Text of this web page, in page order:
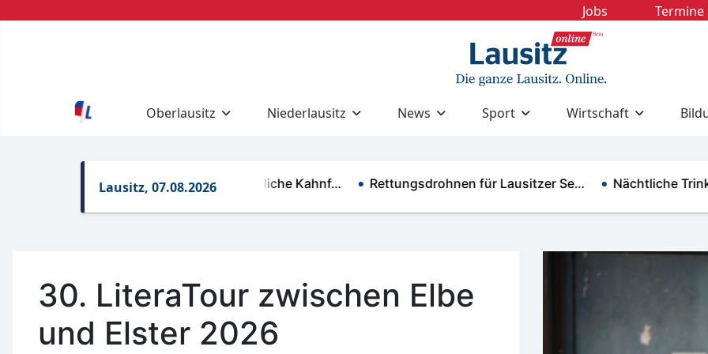
Jobs Termine
Oberlausitz Niederlausitz News Sport Wirtschaft
Lausitz, 07.08.2026
Regelungen für gewerbliche Kahnf… Rettungsdrohnen für Lausitzer Se… Nächtliche
30. LiteraTour zwischen Elbe
und Elster 2026